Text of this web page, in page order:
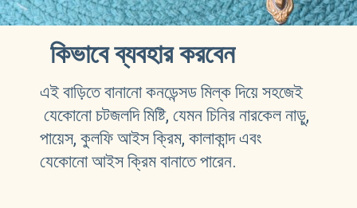
কিভাবে ব্যবহার করবেন
এই বাড়িতে বানানো কনডেন্সড মিল্ক দিয়ে সহজেই
যেকোনো চটজলদি মিষ্টি, যেমন চিনির নারকেল নাড়ু,
পায়েস, কুলফি আইস ক্রিম, কালাকান্দ এবং
যেকোনো আইস ক্রিম বানাতে পারেন.